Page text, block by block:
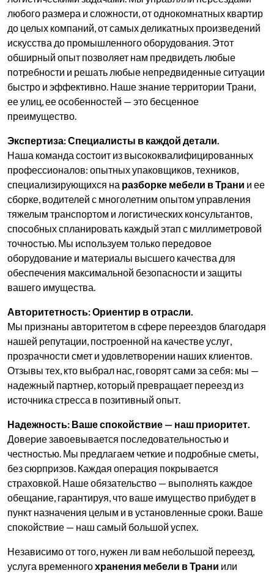
любого размера и сложности, от однокомнатных квартир
до целых компаний, от самых деликатных произведений
искусства до промышленного оборудования. Этот
обширный опыт позволяет нам предвидеть любые
потребности и решать любые непредвиденные ситуации
быстро и эффективно. Наше знание территории Трани,
ее улиц, ее особенностей — это бесценное
преимущество.
Экспертиза: Специалисты в каждой детали.
Наша команда состоит из высококвалифицированных
профессионалов: опытных упаковщиков, техников,
специализирующихся на разборке мебели в Трани и ее
сборке, водителей с многолетним опытом управления
тяжелым транспортом и логистических консультантов,
способных спланировать каждый этап с миллиметровой
точностью. Мы используем только передовое
оборудование и материалы высшего качества для
обеспечения максимальной безопасности и защиты
вашего имущества.
Авторитетность: Ориентир в отрасли.
Мы признаны авторитетом в сфере переездов благодаря
нашей репутации, построенной на качестве услуг,
прозрачности смет и удовлетворении наших клиентов.
Отзывы тех, кто выбрал нас, говорят сами за себя: мы —
надежный партнер, который превращает переезд из
источника стресса в позитивный опыт.
Надежность: Ваше спокойствие — наш приоритет.
Доверие завоевывается последовательностью и
честностью. Мы предлагаем четкие и подробные сметы,
без сюрпризов. Каждая операция покрывается
страховкой. Наше обязательство — выполнять каждое
обещание, гарантируя, что ваше имущество прибудет в
пункт назначения целым и в установленные сроки. Ваше
спокойствие — наш самый большой успех.
Независимо от того, нужен ли вам небольшой переезд,
услуга временногохранения мебели в Трани или